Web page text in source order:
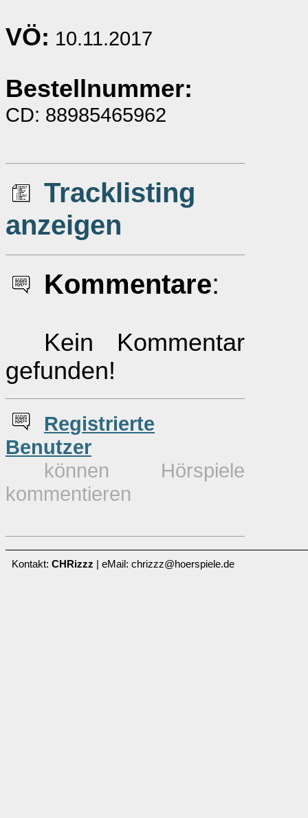
VÖ: 10.11.2017
Bestellnummer:
CD: 88985465962
Tracklisting
anzeigen
Kommentare:
Kein Kommentar
gefunden!
Registrierte
Benutzer
können Hörspiele
kommentieren
Kontakt: CHRizzz | eMail: chrizzz@hoerspiele.de